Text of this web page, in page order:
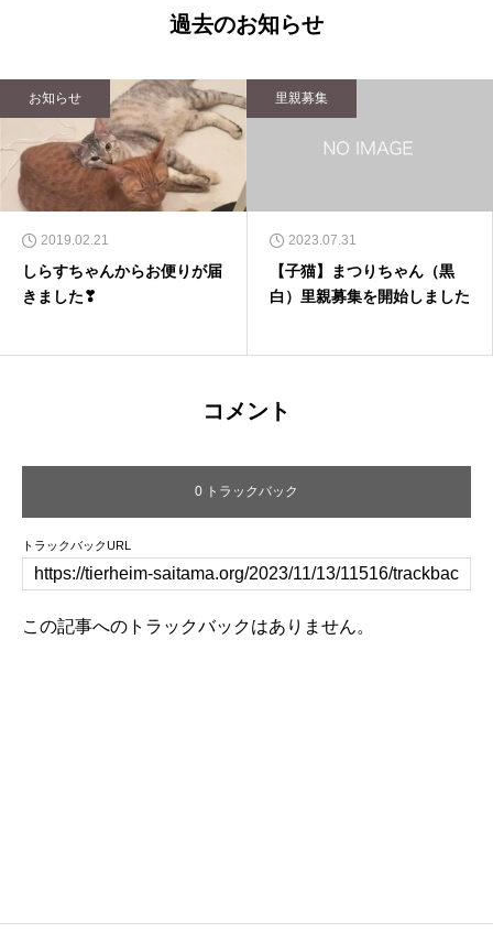
過去のお知らせ
お知らせ
2019.02.21
しらすちゃんからお便りが届
きました❣
里親募集
2023.07.31
【子猫】まつりちゃん（黒
白）里親募集を開始しました
コメント
0 トラックバック
トラックバックURL
この記事へのトラックバックはありません。